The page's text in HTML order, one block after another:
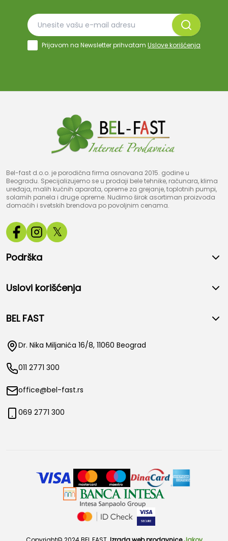
Prijavom na Newsletter prihvatam Uslove korišćenja
Bel-fast d.o.o. je porodična firma osnovana 2015. godine u
Beogradu. Specijalizujemo se u prodaji bele tehnike, računara, klima
uređaja, malih kućnih aparata, opreme za grejanje, toplotnih pumpi,
solarnih panela i druge opreme. Nudimo širok asortiman proizvoda
domaćih i svetskih brendova po povoljnim cenama.
𝕏
Podrška
Uslovi korišćenja
BEL FAST
Dr. Nika Miljanića 16/8, 11060 Beograd
011 2771 300
office@bel-fast.rs
069 2771 300